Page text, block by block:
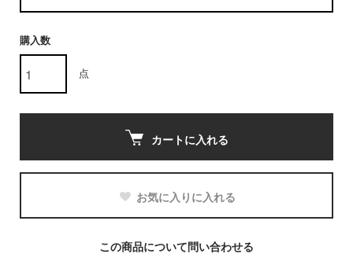
購入数
点
カートに入れる
お気に入りに入れる
この商品について問い合わせる